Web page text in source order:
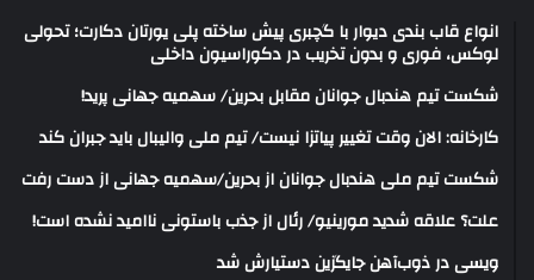
انواع قاب بندی دیوار با گچبری پیش ساخته پلی یورتان دکارت؛ تحولی
لوکس، فوری و بدون تخریب در دکوراسیون داخلی
شکست تیم هندبال جوانان مقابل بحرین/ سهمیه جهانی پرید!
کارخانه: الان وقت تغییر پیاتزا نیست/ تیم ملی والیبال باید جبران کند
شکست تیم ملی هندبال جوانان از بحرین/سهمیه جهانی از دست رفت
علت؟ علاقه شدید مورینیو/ رئال از جذب باستونی ناامید نشده است!
ویسی در ذوب‌آهن جایگزین دستیارش شد